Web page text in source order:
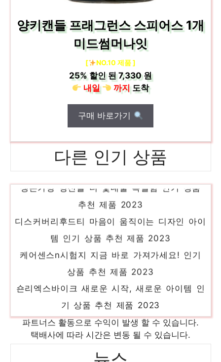
양키캔들 프래그런스 스피어스 1개
미드썸머나잇
[ NO.10 제품 ]
25%할인 된7,330 원
내일
까지도착
구매 바로가기
다른 인기 상품
생존가방 당신을 더 빛내줄 특별함 인기 상품
창문경보기 진정한 퀄리티를 느껴보세요! 인기
상품 추천 제품 2023
파트너스 활동으로 수익이 발생 할 수 있습니다.
택배사에 따라 시간은 변동 될 수 있습니다.